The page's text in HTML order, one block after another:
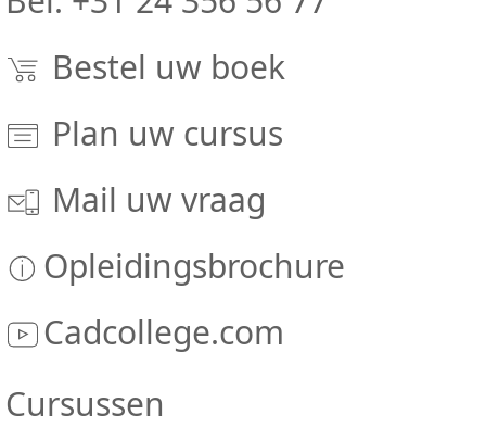
Bestel uw boek
Plan uw cursus
Mail uw vraag
Opleidingsbrochure
Cadcollege.com
Cursussen